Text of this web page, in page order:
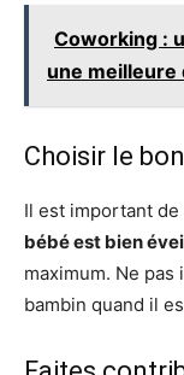
Coworking :
une meilleure
Choisir le
Il est important
bébé est bien
maximum. Ne
bambin quand il